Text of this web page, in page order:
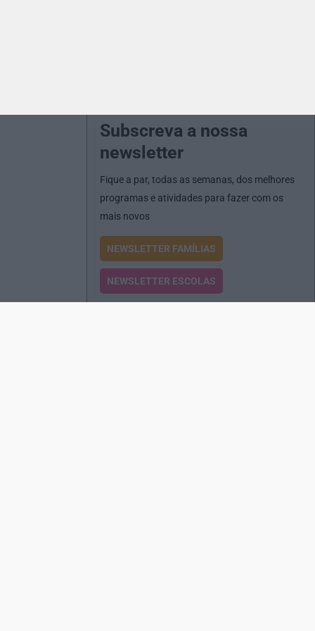
Subscreva a nossa
newsletter
Fique a par, todas as semanas, dos melhores
programas e atividades para fazer com os
mais novos
NEWSLETTER FAMÍLIAS
NEWSLETTER ESCOLAS